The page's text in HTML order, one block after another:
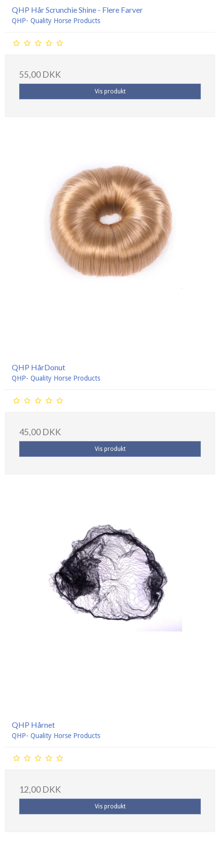
QHP Hår Scrunchie Shine - Flere Farver
QHP- Quality Horse Products
55,00 DKK
Vis produkt
QHP HårDonut
QHP- Quality Horse Products
45,00 DKK
Vis produkt
QHP Hårnet
QHP- Quality Horse Products
12,00 DKK
Vis produkt